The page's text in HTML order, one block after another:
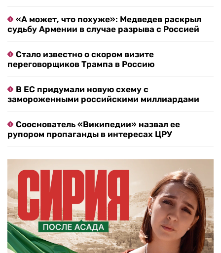
«А может, что похуже»: Медведев раскрыл
судьбу Армении в случае разрыва с Россией
Стало известно о скором визите
переговорщиков Трампа в Россию
В ЕС придумали новую схему с
замороженными российскими миллиардами
Сооснователь «Википедии» назвал ее
рупором пропаганды в интересах ЦРУ